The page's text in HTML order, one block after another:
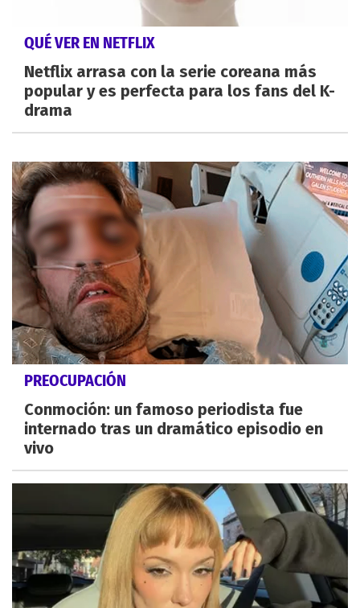
QUÉ VER EN NETFLIX
Netflix arrasa con la serie coreana más
popular y es perfecta para los fans del K-
drama
PREOCUPACIÓN
Conmoción: un famoso periodista fue
internado tras un dramático episodio en
vivo